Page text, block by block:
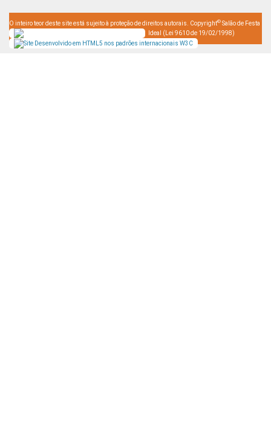
O inteiro teor deste site está sujeito à proteção de direitos autorais. Copyright© Salão de Festa
Ideal (Lei 9610 de 19/02/1998)